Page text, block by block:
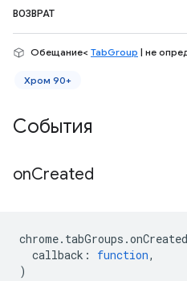
ВОЗВРАТ
Обещание< TabGroup | не
Хром 90+
События
onCreated
chrome. tabGroups .onCreated
callback : function,
)